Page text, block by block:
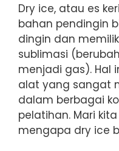
Dry ice, atau es
bahan pendingin
dingin dan
sublimasi
menjadi gas). Hal
alat yang sangat
dalam berbagai
pelatihan. Mari
mengapa dry ice